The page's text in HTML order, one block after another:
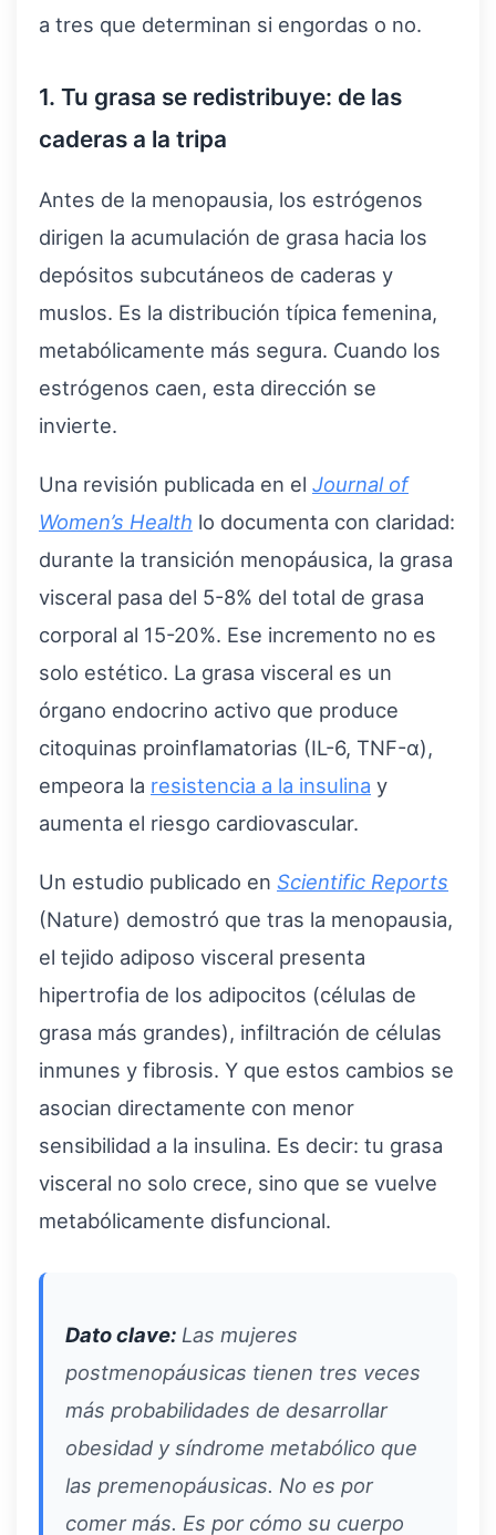
a tres que determinan si engordas o no.
1. Tu grasa se redistribuye: de las
caderas a la tripa
Antes de la menopausia, los estrógenos
dirigen la acumulación de grasa hacia los
depósitos subcutáneos de caderas y
muslos. Es la distribución típica femenina,
metabólicamente más segura. Cuando los
estrógenos caen, esta dirección se
invierte.
Una revisión publicada en el Journal of
Women’s Health lo documenta con claridad:
durante la transición menopáusica, la grasa
visceral pasa del 5-8% del total de grasa
corporal al 15-20%. Ese incremento no es
solo estético. La grasa visceral es un
órgano endocrino activo que produce
citoquinas proinflamatorias (IL-6, TNF-α),
empeora la resistencia a la insulina y
aumenta el riesgo cardiovascular.
Un estudio publicado en Scientific Reports
(Nature) demostró que tras la menopausia,
el tejido adiposo visceral presenta
hipertrofia de los adipocitos (células de
grasa más grandes), infiltración de células
inmunes y fibrosis. Y que estos cambios se
asocian directamente con menor
sensibilidad a la insulina. Es decir: tu grasa
visceral no solo crece, sino que se vuelve
metabólicamente disfuncional.
Dato clave: Las mujeres
postmenopáusicas tienen tres veces
más probabilidades de desarrollar
obesidad y síndrome metabólico que
las premenopáusicas. No es por
comer más. Es por cómo su cuerpo